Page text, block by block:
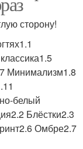
сторону!
Минимализм1.8
белый
Блёстки2.3
Омбре2.7